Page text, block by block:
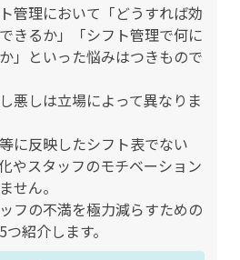
管理において「どうすれば効
きるか」「シフト管理で何に
」といった悩みはつきもので
悪しは立場によって異なりま
に反映したシフト表でない
やスタッフのモチベーション
せん。
フの不満を極力減らすための
紹介します。